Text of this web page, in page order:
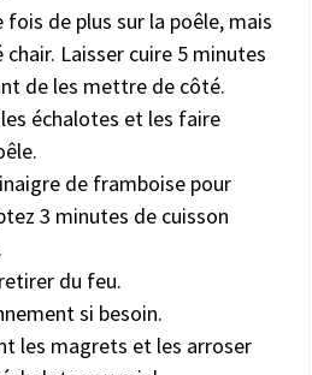
de plus sur la poêle, mais
Laisser cuire 5 minutes
de les mettre de côté.
échalotes et les faire
de framboise pour
3 minutes de cuisson
du feu.
si besoin.
les magrets et les arroser